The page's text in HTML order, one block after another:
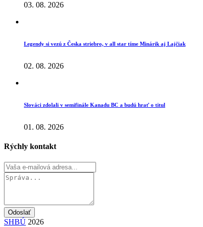
03. 08. 2026
Legendy si vezú z Česka striebro, v all star tíme Minárik aj Lajčiak
02. 08. 2026
Slováci zdolali v semifinále Kanadu BC a budú hrať o titul
01. 08. 2026
Rýchly kontakt
Odoslať
SHBÚ 2026